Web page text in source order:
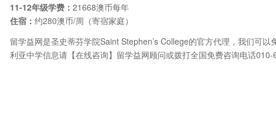
11-12年级学费 ： 21668澳币每年
住宿： 约280澳币/周（寄宿家庭）
留学益网是圣史蒂芬学院Saint Stephen’s College的官方代理，我们可
利亚中学信息请【在线咨询】留学益网顾问或拨打全国免费咨询电话010-